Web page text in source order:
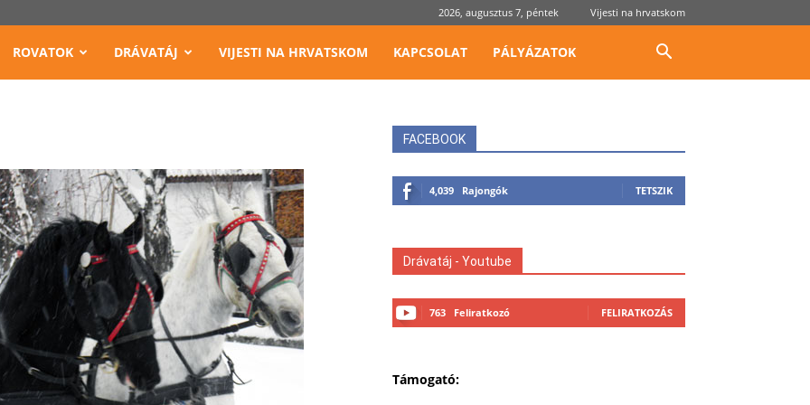
2026, augusztus 7, péntek Vijesti na hrvatskom
ROVATOK DRÁVATÁJ VIJESTI NA HRVATSKOM KAPCSOLAT PÁLYÁZATOK
FACEBOOK
4,039 Rajongók TETSZIK
Drávatáj - Youtube
763 Feliratkozó FELIRATKOZÁS
Támogató: